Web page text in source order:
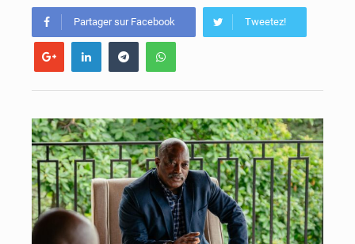
Partager sur Facebook Tweetez!